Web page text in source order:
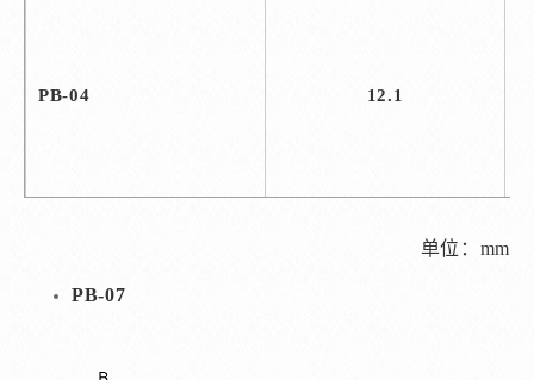
PB-04 12.1
单位：mm
PB-07